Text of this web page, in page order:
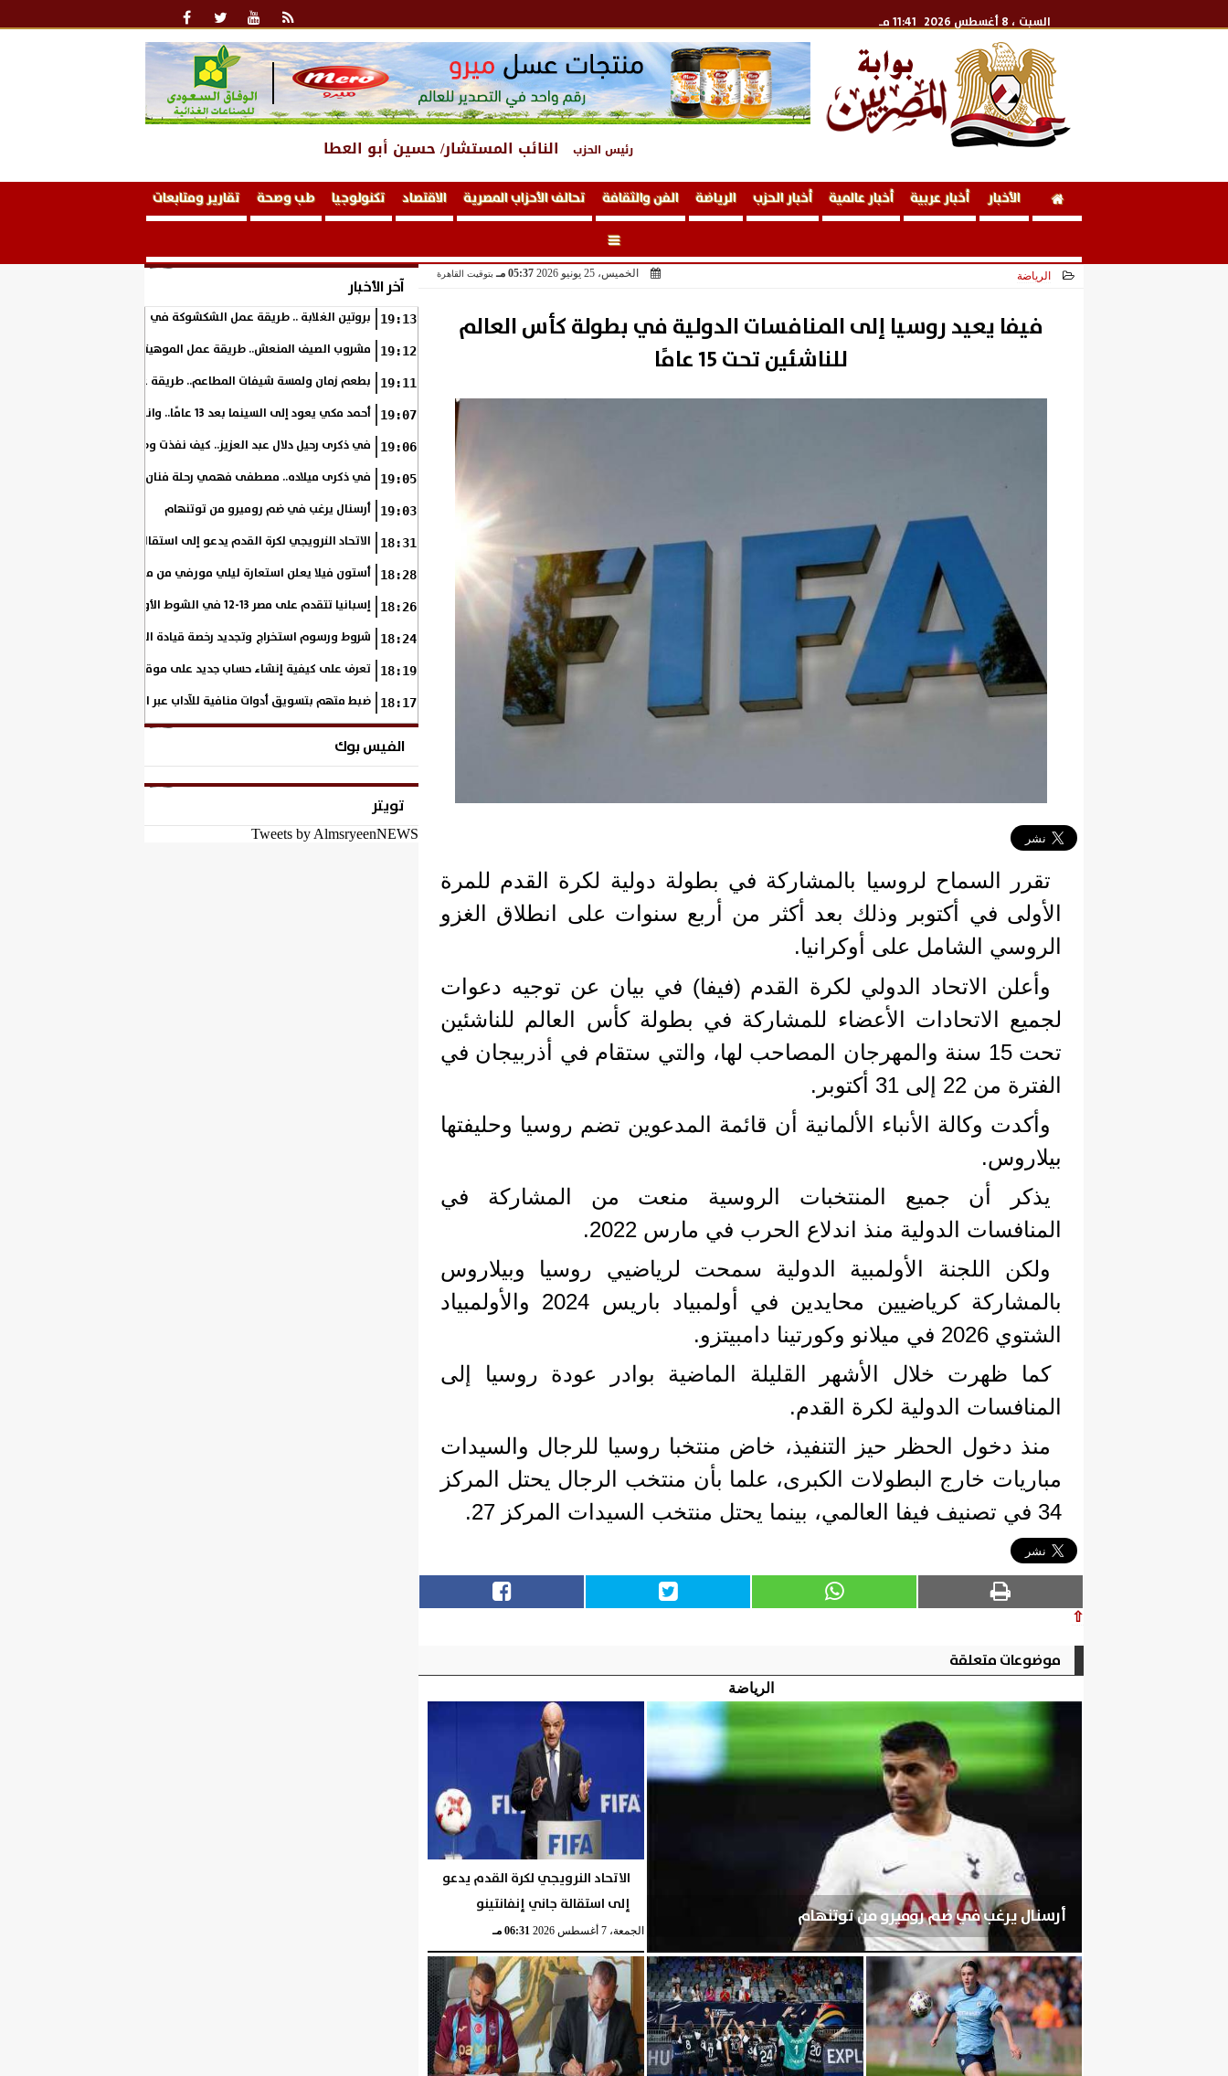
السبت ، 8 أغسطس 2026 11:41 مـ
رئيس الحزب النائب المستشار/ حسين أبو العطا
الأخبار أخبار عربية أخبار عالمية أخبار الحزب الرياضة الفن والثقافة تحالف الأحزاب المصرية الاقتصاد تكنولوجيا طب وصحة تقارير ومتابعات
الرياضة الخميس، 25 يونيو 2026 05:37 مـ بتوقيت القاهرة
فيفا يعيد روسيا إلى المنافسات الدولية في بطولة كأس العالم
للناشئين تحت 15 عامًا
تقرر السماح لروسيا بالمشاركة في بطولة دولية لكرة القدم للمرة
الأولى في أكتوبر وذلك بعد أكثر من أربع سنوات على انطلاق الغزو
الروسي الشامل على أوكرانيا.
وأعلن الاتحاد الدولي لكرة القدم (فيفا) في بيان عن توجيه دعوات
لجميع الاتحادات الأعضاء للمشاركة في بطولة كأس العالم للناشئين
تحت 15 سنة والمهرجان المصاحب لها، والتي ستقام في أذربيجان في
الفترة من 22 إلى 31 أكتوبر.
وأكدت وكالة الأنباء الألمانية أن قائمة المدعوين تضم روسيا وحليفتها
بيلاروس.
يذكر أن جميع المنتخبات الروسية منعت من المشاركة في
المنافسات الدولية منذ اندلاع الحرب في مارس 2022.
ولكن اللجنة الأولمبية الدولية سمحت لرياضيي روسيا وبيلاروس
بالمشاركة كرياضيين محايدين في أولمبياد باريس 2024 والأولمبياد
الشتوي 2026 في ميلانو وكورتينا دامبيتزو.
كما ظهرت خلال الأشهر القليلة الماضية بوادر عودة روسيا إلى
المنافسات الدولية لكرة القدم.
منذ دخول الحظر حيز التنفيذ، خاض منتخبا روسيا للرجال والسيدات
مباريات خارج البطولات الكبرى، علما بأن منتخب الرجال يحتل المركز
34 في تصنيف فيفا العالمي، بينما يحتل منتخب السيدات المركز 27.
⇧
موضوعات متعلقة
الرياضة
أرسنال يرغب في ضم روميرو من توتنهام
الجمعة، 7 أغسطس 2026 07:03 مـ
الاتحاد النرويجي لكرة القدم يدعو
إلى استقالة جاني إنفانتينو
الجمعة، 7 أغسطس 2026 06:31 مـ
آخر الأخبار
19:13 بروتين الغلابة .. طريقة عمل الشكشوكة في المنزل
19:12 مشروب الصيف المنعش.. طريقة عمل الموهيتو بالفراولة في المنزل بطعم
19:11 بطعم زمان ولمسة شيفات المطاعم.. طريقة عمل الكوسة بالبشاميل في
19:07 أحمد مكي يعود إلى السينما بعد 13 عامًا.. وانطلاق تصوير «فرصة سعيدة»
19:06 في ذكرى رحيل دلال عبد العزيز.. كيف نفذت وصية والدتها على مدار
19:05 في ذكرى ميلاده.. مصطفى فهمي رحلة فنان بدأ من خلف الكاميرا وانتهى
19:03 أرسنال يرغب في ضم روميرو من توتنهام
18:31 الاتحاد النرويجي لكرة القدم يدعو إلى استقالة جاني إنفانتينو
18:28 أستون فيلا يعلن استعارة ليلي مورفي من مانشستر سيتي
18:26 إسبانيا تتقدم على مصر 13-12 في الشوط الأول.. وناشئات الفراعنة يواصلن حلم بلوغ نهائي مونديال اليد
18:24 شروط ورسوم استخراج وتجديد رخصة قيادة الدراجة النارية
18:19 تعرف على كيفية إنشاء حساب جديد على موقع وزارة الداخلية المصرية
18:17 ضبط متهم بتسويق أدوات منافية للآداب عبر السوشيال ميديا
الفيس بوك
تويتر
Tweets by AlmsryeenNEWS